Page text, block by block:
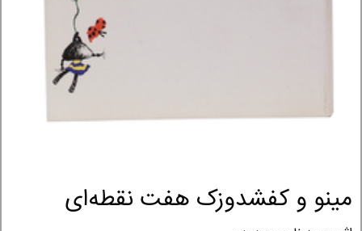
مینو و کفشدوزک هفت نقطه‌ای